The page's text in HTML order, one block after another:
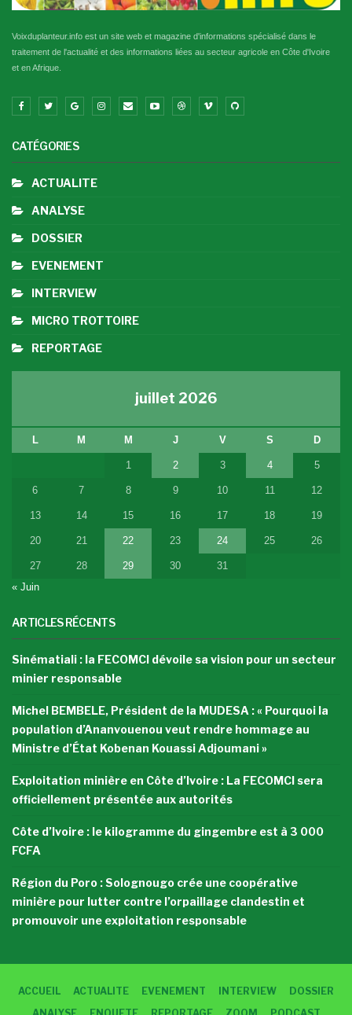
Voixduplanteur.info est un site web et magazine d'informations spécialisé dans le
traitement de l'actualité et des informations liées au secteur agricole en Côte d'Ivoire
et en Afrique.
CATÉGORIES
ACTUALITE
ANALYSE
DOSSIER
EVENEMENT
INTERVIEW
MICRO TROTTOIRE
REPORTAGE
juillet 2026
L M M J V S D
1 2 3 4 5
6 7 8 9 10 11 12
13 14 15 16 17 18 19
20 21 22 23 24 25 26
27 28 29 30
31
« Juin
ARTICLES RÉCENTS
Sinématiali : la FECOMCI dévoile sa vision pour un secteur
minier responsable
Michel BEMBELE, Président de la MUDESA : « Pourquoi la
population d’Ananvouenou veut rendre hommage au
Ministre d’État Kobenan Kouassi Adjoumani »
Exploitation minière en Côte d’Ivoire : La FECOMCI sera
officiellement présentée aux autorités
Côte d’Ivoire : le kilogramme du gingembre est à 3 000
FCFA
Région du Poro : Solognougo crée une coopérative
minière pour lutter contre l’orpaillage clandestin et
promouvoir une exploitation responsable
ACCUEIL ACTUALITE EVENEMENT INTERVIEW
DOSSIER